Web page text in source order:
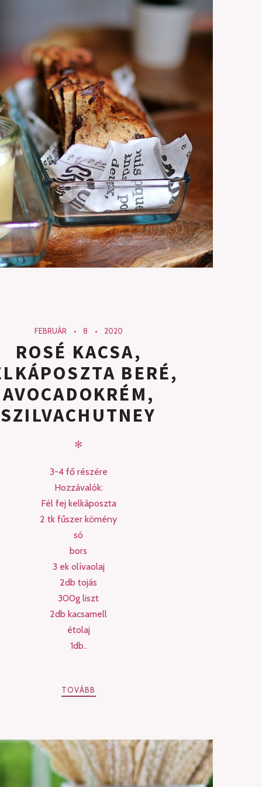
FEBRUÁR 8 2020
ROSÉ KACSA,
BERÉ,
AVOCADOKRÉM,
SZILVACHUTNEY
✻
3-4 fő részére
Hozzávalók:
Fél fej kelkáposzta
2 tk fűszer kömény
só
bors
3 ek olívaolaj
2db tojás
300g liszt
2db kacsamell
étolaj
1db..
TOVÁBB